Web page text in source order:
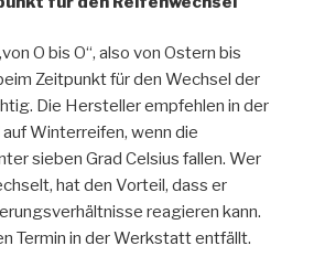
O bis O“, also von Ostern bis
Zeitpunkt für den Wechsel der
Die Hersteller empfehlen in der
Winterreifen, wenn die
sieben Grad Celsius fallen. Wer
hat den Vorteil, dass er
reagieren kann.
Termin in der Werkstatt entfällt.